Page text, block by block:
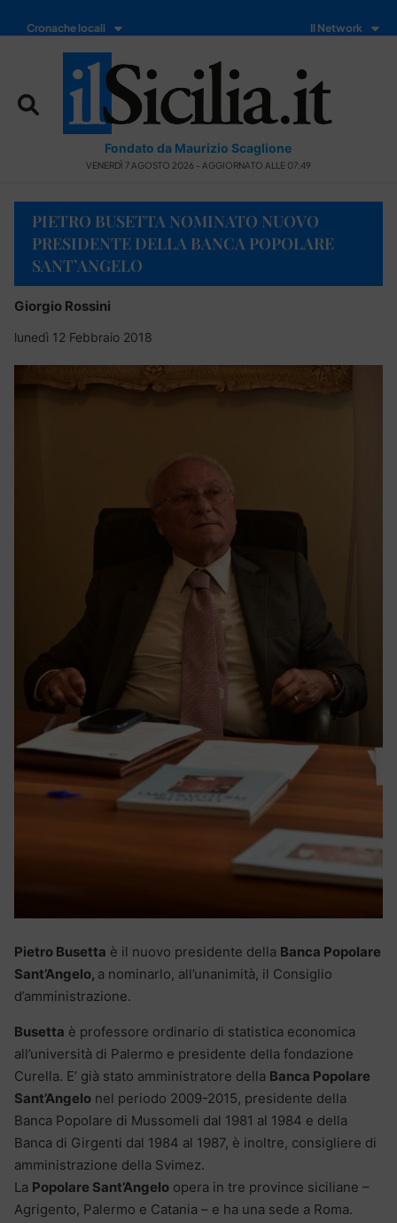
Cronache locali Il Network
Fondato da Maurizio Scaglione
VENERDÌ 7 AGOSTO 2026 - AGGIORNATO ALLE 07:49
PIETRO BUSETTA NOMINATO NUOVO
PRESIDENTE DELLA BANCA POPOLARE
SANT’ANGELO
Giorgio Rossini
lunedì 12 Febbraio 2018
Pietro Busetta è il nuovo presidente della Banca Popolare
Sant’Angelo, a nominarlo, all’unanimità, il Consiglio
d’amministrazione.
Busetta è professore ordinario di statistica economica
all’università di Palermo e presidente della fondazione
Curella. E’ già stato amministratore della Banca Popolare
Sant’Angelo nel periodo 2009-2015, presidente della
Banca Popolare di Mussomeli dal 1981 al 1984 e della
Banca di Girgenti dal 1984 al 1987, è inoltre, consigliere di
amministrazione della Svimez.
La Popolare Sant’Angelo opera in tre province siciliane –
Agrigento, Palermo e Catania – e ha una sede a Roma.